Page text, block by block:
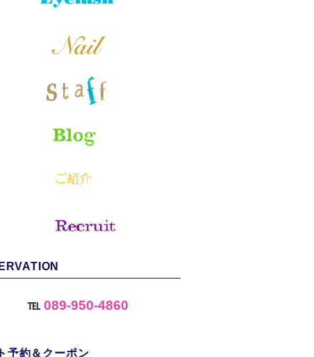
℡089-950-4860
予約＆クーポン